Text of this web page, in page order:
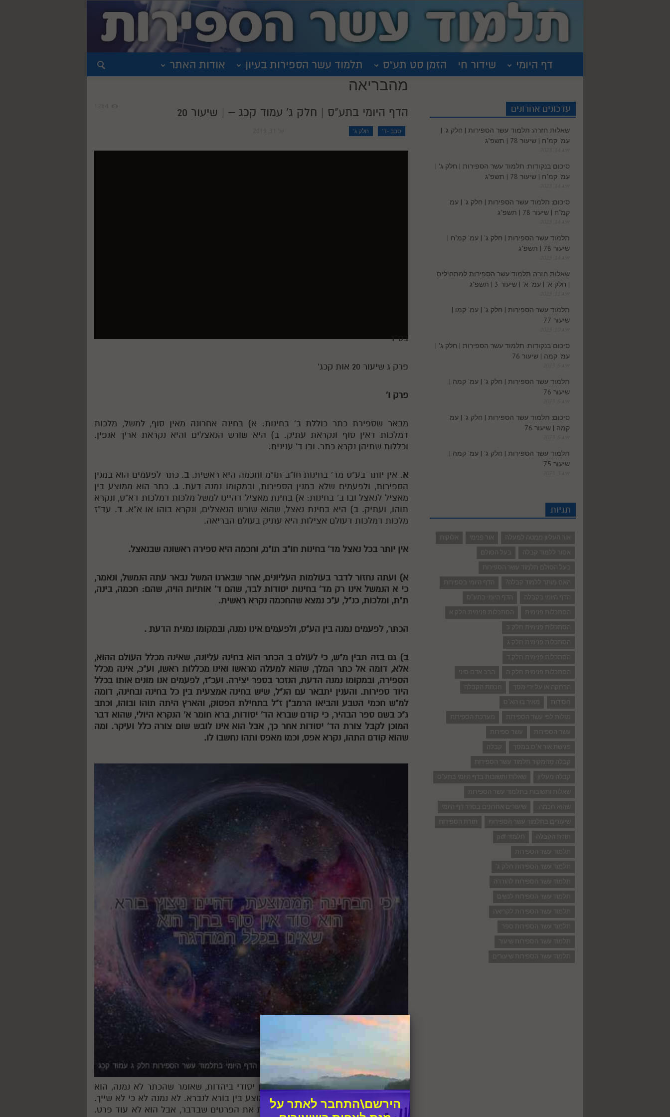
דף היומי שידור חי הזמן סט תע"ס תלמוד עשר הספירות בעיון אודות האתר
מהבריאה
הדף היומי בתע"ס | חלק ג' עמוד קכג – | שיעור 20
סבב -ד' חלק ג'
בס"ד
פרק ג שיעור 20 אות קכג'
פרק ו'
מבאר שספירת כתר כוללת ב' בחינות: א) בחינה אחרונה מאין סוף, למשל, מלכות
דמלכות דאין סוף ונקראת עתיק. ב) היא שורש הנאצלים והיא נקראת אריך אנפין.
וכללות שתיהן נקרא כתר. ובו ד' ענינים:
א. אין יותר בע"ס מד' בחינות חו"ב תו"מ וחכמה היא ראשית.ב. כתר לפעמים הוא במנין
הספירות, ולפעמים שלא במנין הספירות, ובמקומו נמנה דעת.ג. כתר הוא ממוצע בין
מאציל לנאצל ובו ב' בחינות: א) בחינת מאציל דהיינו למשל מלכות דמלכות דא"ס, ונקרא
תוהו, ועתיק. ב) היא בחינת נאצל, שהוא שורש הנאצלים, ונקרא בוהו או א"א.ד. עד"ז
מלכות דמלכות דעולם אצילות היא עתיק בעולם הבריאה.
אין יותר בכל נאצל מד' בחינות חו"ב תו"מ, וחכמה היא ספירה ראשונה שבנאצל.
א) ועתה נחזור לדבר בעולמות העליונים, אחר שבארנו המשל נבאר עתה הנמשל, ונאמר,
כי א הנמשל אינו רק מד' בחינות יסודות לבד, שהם ד' אותיות הויה, שהם: חכמה, בינה,
ת"ת, ומלכות, כנ"ל, ע"כ נמצא שהחכמה נקרא ראשית.
הכתר, לפעמים נמנה בין הע"ס, ולפעמים אינו נמנה, ובמקומו נמנית הדעת .
ב) גם בזה תבין מ"ש, כי לעולםב הכתר הוא בחינה עליונה, שאינה מכלל העולם ההוא,
אלא, דומה אל כתר המלך, שהוא למעלה מראשו ואינו מכללות ראשו, וע"כ, אינה מכלל
הספירה, ובמקומו נמנה הדעת, הנזכר בספר יצירה. ועכ"ז, לפעמים אנו מונים אותו בכלל
היוד ספירות. והענין יתבאר עם הנ"ל, שיש בחינה אמצעית בין כל בחינה ובחינה, דומה
למ"ש חכמי הטבע והביאו הרמב"ן ז"ל בתחילת הפסוק, והארץ היתה תוהו ובוהו, וכתב
ג"כ בשם ספר הבהיר, כי קודם שברא הד' יסודות, ברא חומר א' הנקרא היולי, שהוא דבר
המוכן לקבל צורת הד' יסודות אחר כך, אבל הוא אינו לובש שום צורה כלל ועיקר. ומה
שהוא קודם התהו, נקרא אפס, וכמו מאפס ותהו נחשבו לו.
סיכום:התחלנו פרק ו' בו לומדים רעיון יסודי ביהדות, שאומר שהכתר לא נמנה, הוא
מעל הראש ואינו חלק מהבריאה, אלא ממוצע בין בורא לנברא. לא נמנה לא כי לא שייך.
שייך אבל לא נספר כי לספור אומר לראות את הפרטים שבדבר, אבל הוא לא עוד פרט.
עדכונים אחרונים
שאלות חזרה: תלמוד עשר הספירות | חלק ג' |
עמ' קמ"ח | שיעור 78 | תשפ"ג
סיכום בנקודות: תלמוד עשר הספירות | חלק ג' |
עמ' קמ"ח | שיעור 78 | תשפ"ג
סיכום: תלמוד עשר הספירות | חלק ג' | עמ'
קמ"ח | שיעור 78 | תשפ"ג
תלמוד עשר הספירות | חלק ג' | עמ' קמ"ח |
שיעור 78 | תשפ"ג
שאלות חזרה תלמוד עשר הספירות למתחילים
| חלק א' | עמ' א' | שיעור 3 | תשפ"ג
תלמוד עשר הספירות | חלק ג' | עמ' קמו |
שיעור 77
סיכום בנקודות: תלמוד עשר הספירות | חלק ג' |
עמ' קמה | שיעור 76
תלמוד עשר הספירות | חלק ג' | עמ' קמה |
שיעור 76
סיכום: תלמוד עשר הספירות | חלק ג' | עמ'
קמה | שיעור 76
תלמוד עשר הספירות | חלק ג' | עמ' קמה |
שיעור 75
תגיות
אור העליון ממטה למעלה אור פנימי
אלוקות
אסור ללמוד קבלה
בעל הסולם
בעל הסולם תלמוד עשר הספירות
האם מותר ללמוד קבלה?
הדף היומי בספירות
הדף היומי בקבלה
הדף היומי בתע"ס
הסתכלות פנימית
הסתכלות פנימית חלק א
הסתכלות פנימית חלק ב
הסתכלות פנימית חלק ג
הסתכלות פנימית חלק ד
הסתכלות פנימית חלק ה
הרב אדם סיני
הרחקה או על ידי מסך
חכמת הקבלה
חסידות
מאיר בו הא"ס
מזלות לפי עשר הספירות
מערכת הספירות
עשר הספירות
עשר ספירות
פגישת אור א"ס במסך
קבלה
קבלה מהמקור תלמוד עשר הספירות
קבלה מעליון
שאלות ותשובות בדף היומי בתע"ס
שאלות ותשובות בתלמוד עשר הספירות
שהוא חכמה.
שיעורים אחרונים בסדר דף היומי
שיעורים בתלמוד עשר הספירות
תורת הספירות
תורת הקבלה
תלמוד pdf
תלמוד עשר הספירות
תלמוד עשר הספירות חלק ג'
תלמוד עשר הספירות להורדה
תלמוד עשר הספירות לנשים
תלמוד עשר הספירות לקריאה
תלמוד עשר הספירות ספר
תלמוד עשר הספירות שיעור
תלמוד עשר הספירות שיעורים
הירשם\התחבר לאתר על